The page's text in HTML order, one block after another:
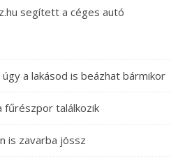
segített a céges autó
a lakásod is beázhat bármikor
fűrészpor találkozik
is zavarba jössz